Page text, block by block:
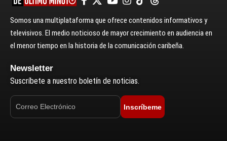
Somos una multiplataforma que ofrece contenidos informativos y
televisivos. El medio noticioso de mayor crecimiento en audiencia en
el menor tiempo en la historia de la comunicación caribeña.
Newsletter
Suscríbete a nuestro boletín de noticias.
Inscríbeme